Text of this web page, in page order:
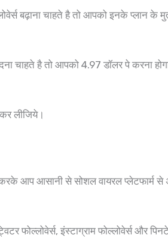
बढ़ाना चाहते है तो आपको इनके प्लान के
चाहते है तो आपको 4.97 डॉलर पे करना
लीजिये।
आप आसानी से सोशल वायरल प्लेटफार्म
फोल्लोवेर्स, इंस्टाग्राम फोल्लोवेर्स और